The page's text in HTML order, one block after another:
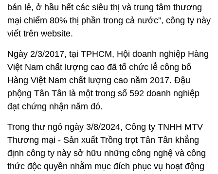
bán lẻ, ở hầu hết các siêu thị và trung tâm thương
mại chiếm 80% thị phần trong cả nước”, công ty này
viết trên website.
Ngày 2/3/2017, tại TPHCM, Hội doanh nghiệp Hàng
Việt Nam chất lượng cao đã tổ chức lễ công bố
Hàng Việt Nam chất lượng cao năm 2017. Đậu
phộng Tân Tân là một trong số 592 doanh nghiệp
đạt chứng nhận năm đó.
Trong thư ngỏ ngày 3/8/2024, Công ty TNHH MTV
Thương mại - Sản xuất Trồng trọt Tân Tân khẳng
định công ty này sở hữu những công nghệ và công
thức độc quyền nhằm mục đích phục vụ hoạt động